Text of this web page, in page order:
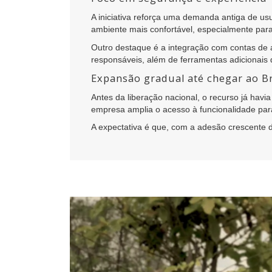
A iniciativa reforça uma demanda antiga de
ambiente mais confortável, especialmente
Outro destaque é a integração com contas
responsáveis, além de ferramentas adicionais
Expansão gradual até chegar ao
Antes da liberação nacional, o recurso já
empresa amplia o acesso à funcionalidade
A expectativa é que, com a adesão